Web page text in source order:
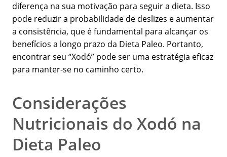
diferença na sua motivação para seguir a dieta. Isso
pode reduzir a probabilidade de deslizes e aumentar
a consistência, que é fundamental para alcançar os
benefícios a longo prazo da Dieta Paleo. Portanto,
encontrar seu “Xodó” pode ser uma estratégia eficaz
para manter-se no caminho certo.
Considerações
Nutricionais do Xodó na
Dieta Paleo